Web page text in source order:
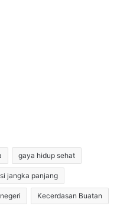
gaya hidup sehat
jangka panjang
Kecerdasan Buatan